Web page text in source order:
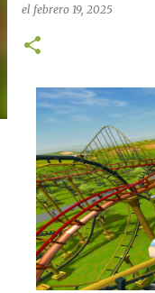
el febrero 19, 2025